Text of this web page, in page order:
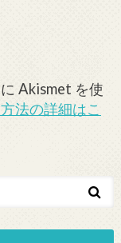
Akismet を使
法の詳細はこ